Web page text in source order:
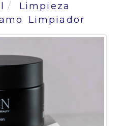
Limpieza
Limpiador